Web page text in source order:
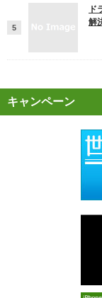
ド
解
キャンペーン